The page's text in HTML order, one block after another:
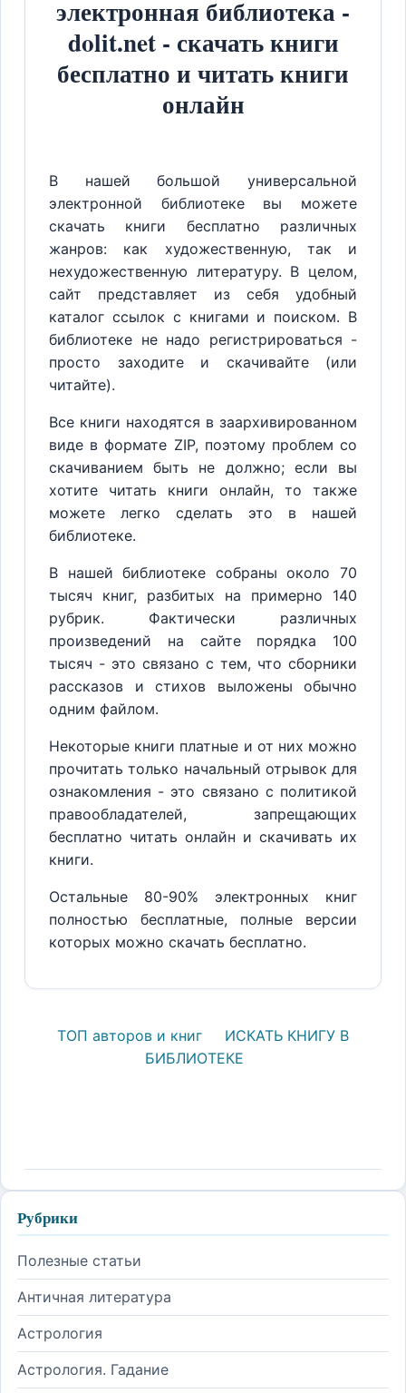
электронная библиотека -
dolit.net - скачать книги
бесплатно и читать книги
онлайн
В нашей большой универсальной
электронной библиотеке вы можете
скачать книги бесплатно различных
жанров: как художественную, так и
нехудожественную литературу. В целом,
сайт представляет из себя удобный
каталог ссылок с книгами и поиском. В
библиотеке не надо регистрироваться -
просто заходите и скачивайте (или
читайте).
Все книги находятся в заархивированном
виде в формате ZIP, поэтому проблем со
скачиванием быть не должно; если вы
хотите читать книги онлайн, то также
можете легко сделать это в нашей
библиотеке.
В нашей библиотеке собраны около 70
тысяч книг, разбитых на примерно 140
рубрик. Фактически различных
произведений на сайте порядка 100
тысяч - это связано с тем, что сборники
рассказов и стихов выложены обычно
одним файлом.
Некоторые книги платные и от них можно
прочитать только начальный отрывок для
ознакомления - это связано с политикой
правообладателей, запрещающих
бесплатно читать онлайн и скачивать их
книги.
Остальные 80-90% электронных книг
полностью бесплатные, полные версии
которых можно скачать бесплатно.
ТОП авторов и книг
ИСКАТЬ КНИГУ В
БИБЛИОТЕКЕ
Рубрики
Полезные статьи
Античная литература
Астрология
Астрология. Гадание